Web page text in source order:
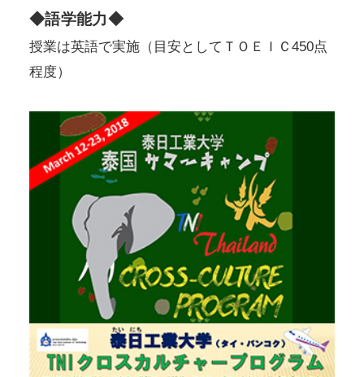
◆語学能力◆
授業は英語で実施（目安としてＴＯＥＩＣ450点
程度）